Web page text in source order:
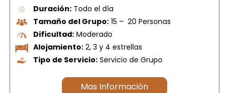
Duración: Todo el día
Tamaño del Grupo: 15 – 20 Personas
Dificultad: Moderado
Alojamiento: 2, 3 y 4 estrellas
Tipo de Servicio: Servicio de Grupo
Mas Información